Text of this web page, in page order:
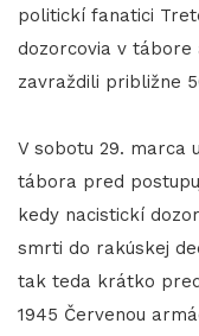
politickí fanatici
dozorcovia v tábore
zavraždili približne
V sobotu 29. marca
tábora pred
kedy nacistickí
smrti do rakúskej
tak teda krátko
1945 Červenou